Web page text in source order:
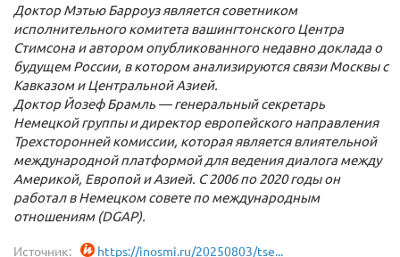
Доктор Мэтью Барроуз является советником
исполнительного комитета вашингтонского Центра
Стимсона и автором опубликованного недавно доклада о
будущем России, в котором анализируются связи Москвы с
Кавказом и Центральной Азией.
Доктор Йозеф Брамль — генеральный секретарь
Немецкой группы и директор европейского направления
Трехсторонней комиссии, которая является влиятельной
международной платформой для ведения диалога между
Америкой, Европой и Азией. С 2006 по 2020 годы он
работал в Немецком совете по международным
отношениям (DGAP).
Источник: https://inosmi.ru/20250803/tse...